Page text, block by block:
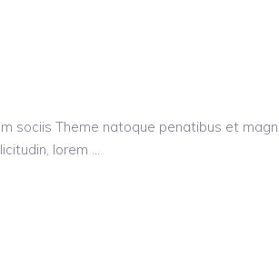
sociis Theme natoque penatibus et
lorem